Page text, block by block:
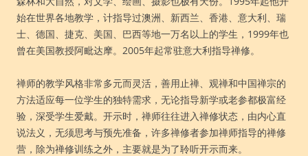
始在世界各地教学，计指导过澳洲、新西兰、香港、意大利、瑞
士、德国、捷克、美国、巴西等地一万名以上的学生，1999年也
曾在美国教授阿毗达摩。2005年起常驻意大利指导禅修。
禅师的教学风格非常多元而灵活，善用止禅、观禅和中国禅宗的
方法适应每一位学生的独特需求，无论指导新学或老参都极富经
验，深受学生爱戴。开示时，禅师往往进入禅修状态，由内心直
说法义，无须思考与预先准备，许多禅修者参加禅师指导的禅修
营，除为禅修训练之外，主要就是为了聆听开示而来。